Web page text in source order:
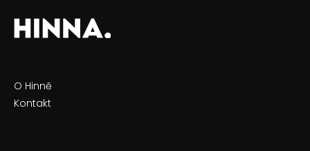
O Hinně
Kontakt